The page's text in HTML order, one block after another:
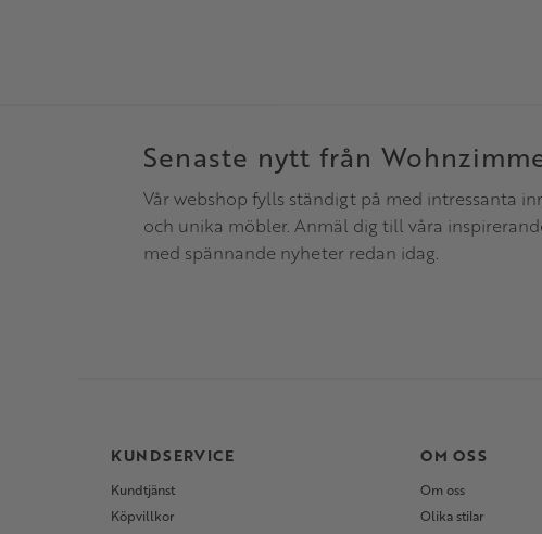
Senaste nytt från
Vår webshop fylls ständigt på med intressanta
och unika möbler. Anmäl dig till våra
med spännande nyheter redan idag.
KUNDSERVICE
Kundtjänst
Köpvillkor
OM OSS
Om oss
Olika stilar